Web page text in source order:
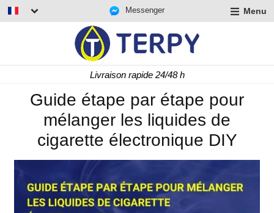
Messenger Menu
Livraison rapide 24/48 h
Guide étape par étape pour
mélanger les liquides de
cigarette électronique DIY